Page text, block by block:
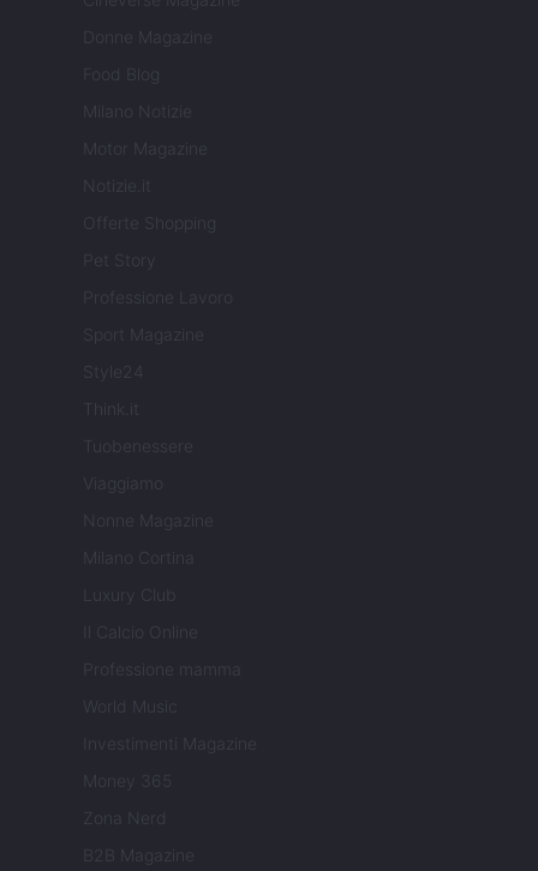
Donne Magazine
Food Blog
Milano Notizie
Motor Magazine
Notizie.it
Offerte Shopping
Pet Story
Professione Lavoro
Sport Magazine
Style24
Think.it
Tuobenessere
Viaggiamo
Nonne Magazine
Milano Cortina
Luxury Club
Il Calcio Online
Professione mamma
World Music
Investimenti Magazine
Money 365
Zona Nerd
B2B Magazine